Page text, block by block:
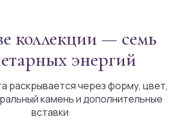
коллекции — семь
энергий
раскрывается через форму, цвет,
камень и дополнительные
вставки